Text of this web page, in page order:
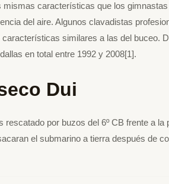
características que los
del aire. Algunos clavadistas
similares a las del buceo.
en total entre 1992 y 2008[1].
Dui
por buzos del 6º CB frente a la
el submarino a tierra después de